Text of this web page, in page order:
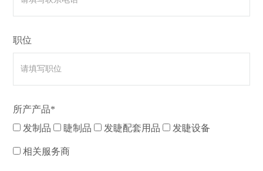
职位
所产产品*
发制品
睫制品 发睫配套用品 发睫设备
相关服务商